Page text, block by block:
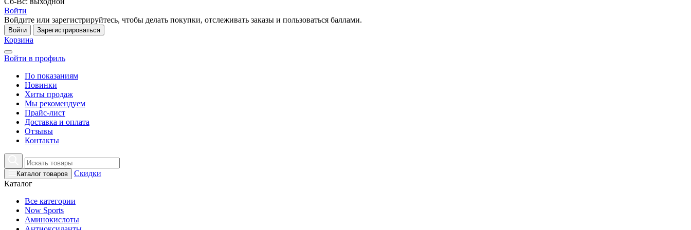
Войти
Войдите или зарегистрируйтесь, чтобы делать покупки, отслеживать заказы и пользоваться баллами.
Войти Зарегистрироваться
Корзина
Войти в профиль
По показаниям
Новинки
Хиты продаж
Мы рекомендуем
Прайс-лист
Доставка и оплата
Отзывы
Контакты
Каталог товаров
Скидки
Каталог
Все категории
Now Sports
Аминокислоты